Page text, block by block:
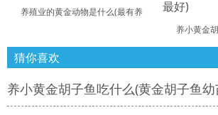
养殖业的黄金动物是什么(最有养
养小黄金
猜你喜欢
养小黄金胡子鱼吃什么(黄金胡子鱼